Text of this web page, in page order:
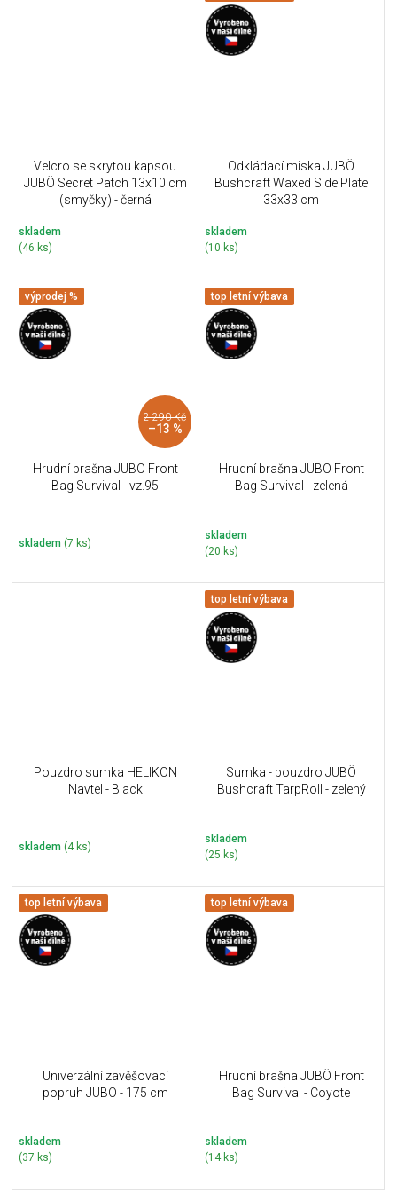
Velcro se skrytou kapsou
JUBÖ Secret Patch 13x10 cm
(smyčky) - černá
skladem
(46 ks)
Odkládací miska JUBÖ
Bushcraft Waxed Side Plate
33x33 cm
skladem
(10 ks)
výprodej %
2 290 Kč
–13 %
Hrudní brašna JUBÖ Front
Bag Survival - vz.95
skladem (7 ks)
top letní výbava
Hrudní brašna JUBÖ Front
Bag Survival - zelená
skladem
(20 ks)
Pouzdro sumka HELIKON
Navtel - Black
skladem (4 ks)
top letní výbava
Sumka - pouzdro JUBÖ
Bushcraft TarpRoll - zelený
skladem
(25 ks)
top letní výbava
Univerzální zavěšovací
popruh JUBÖ - 175 cm
skladem
(37 ks)
top letní výbava
Hrudní brašna JUBÖ Front
Bag Survival - Coyote
skladem
(14 ks)